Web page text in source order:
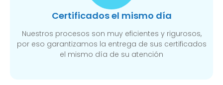
Certificados el mismo día
Nuestros procesos son muy eficientes y rigurosos,
por eso garantizamos la entrega de sus certificados
el mismo día de su atención